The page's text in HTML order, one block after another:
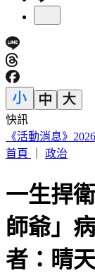
快訊
雪梨機場兩機險
首頁
政治
一生捍
師爺」
者：晴